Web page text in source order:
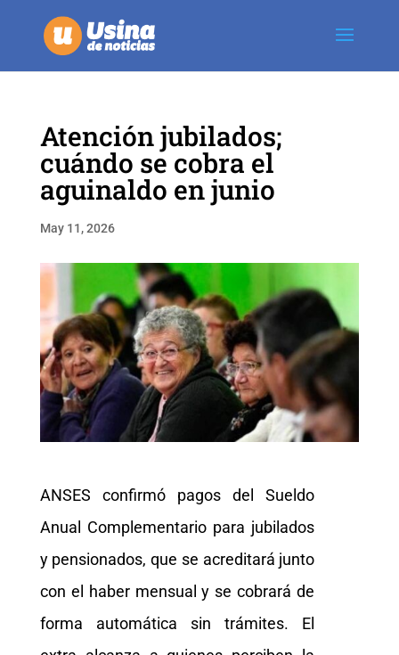
Atención jubilados;
cuándo se cobra el
aguinaldo en junio
May 11, 2026
ANSES confirmó pagos del Sueldo
Anual Complementario para jubilados
y pensionados, que se acreditará junto
con el haber mensual y se cobrará de
forma automática sin trámites. El